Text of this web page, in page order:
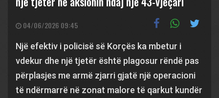
04/06/2026 09:45
Një efektiv i policisë së Korçës ka mbetur i
vdekur dhe një tjetër është plagosur rëndë pas
përplasjes me armë zjarri gjatë një operacioni
të ndërmarrë në zonat malore të qarkut kundër